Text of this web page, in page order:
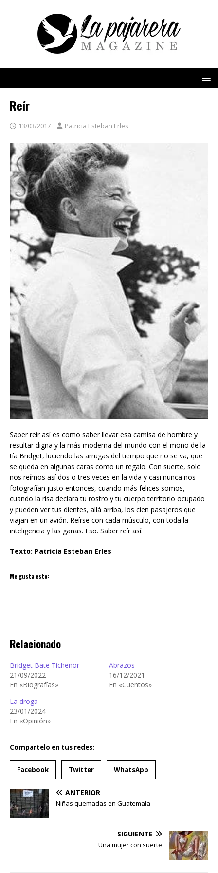
Reír
13/03/2017 Patricia Esteban Erles
Saber reír así es como saber llevar esa camisa de hombre y
resultar digna y la más moderna del mundo con el moño de la
tía Bridget, luciendo las arrugas del tiempo que no se va, que
se queda en algunas caras como un regalo. Con suerte, solo
nos reímos así dos o tres veces en la vida y casi nunca nos
fotografían justo entonces, cuando más felices somos,
cuando la risa declara tu rostro y tu cuerpo territorio ocupado
y pueden ver tus dientes, allá arriba, los cien pasajeros que
viajan en un avión. Reírse con cada músculo, con toda la
inteligencia y las ganas. Eso. Saber reír así.
Texto: Patricia Esteban Erles
Me gusta esto:
Relacionado
Bridget Bate Tichenor
21/09/2022
En «Biografías»
Abrazos
16/12/2021
En «Cuentos»
La droga
23/01/2024
En «Opinión»
Compartelo en tus redes:
Facebook Twitter WhatsApp
ANTERIOR
Niñas quemadas en Guatemala
SIGUIENTE
Una mujer con suerte